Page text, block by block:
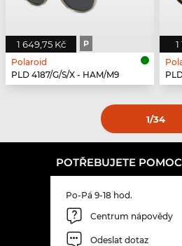
1 649,75 Kč P
Polaroid
PLD 4187/G/S/X - HAM/M9
1
1/34
POTŘEBUJETE
Po-Pá 9-18 hod.
Centrum nápovědy
Odeslat dotaz